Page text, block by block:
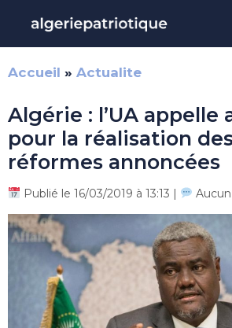
contenu
Accueil » Actualite
Algérie : l’UA appelle
pour la réalisation
réformes annoncées
Publié le 16/03/2019 à 13:13 |